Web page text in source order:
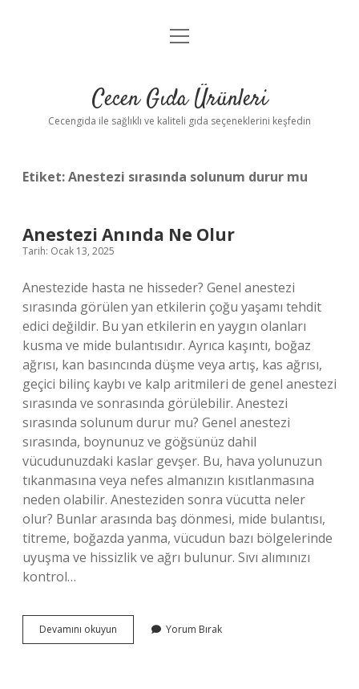
Anasayfa
Yasal Uyarı
menüyü
Cecen Gıda Ürünleri
Cecengida ile sağlıklı ve kaliteli gıda seçeneklerini keşfedin
Etiket:Anestezi sırasında solunum durur mu
Anestezi Anında Ne Olur
Tarih: Ocak 13, 2025
Anestezide hasta ne hisseder? Genel anestezi
sırasında görülen yan etkilerin çoğu yaşamı tehdit
edici değildir. Bu yan etkilerin en yaygın olanları
kusma ve mide bulantısıdır. Ayrıca kaşıntı, boğaz
ağrısı, kan basıncında düşme veya artış, kas ağrısı,
geçici bilinç kaybı ve kalp aritmileri de genel anestezi
sırasında ve sonrasında görülebilir. Anestezi
sırasında solunum durur mu? Genel anestezi
sırasında, boynunuz ve göğsünüz dahil
vücudunuzdaki kaslar gevşer. Bu, hava yolunuzun
tıkanmasına veya nefes almanızın kısıtlanmasına
neden olabilir. Anesteziden sonra vücutta neler
olur? Bunlar arasında baş dönmesi, mide bulantısı,
titreme, boğazda yanma, vücudun bazı bölgelerinde
uyuşma ve hissizlik ve ağrı bulunur. Sıvı alımınızı
kontrol…
Devamını okuyun Anestezi
Anında
Yorum Bırak